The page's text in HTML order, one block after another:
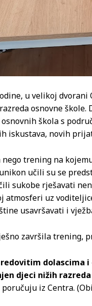
u velikoj
osnovne
škola s
iskustava, novih
trening na
učili su se
sukobe rješavati
atmosferi uz
usavršavati i
završila trening,
dolascima
djeci nižih
poručuju iz Centra.